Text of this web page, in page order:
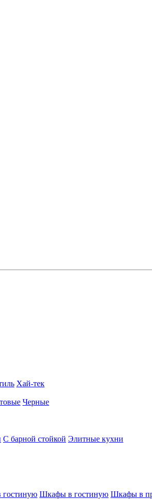
Хай-тек
Черные
С барной стойкой Элитные кухни
гостиную Шкафы в гостиную Шкафы в